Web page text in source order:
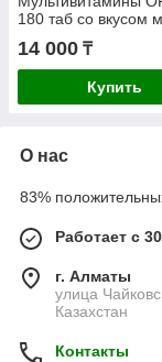
180 таб со вкусом
14 000 ₸
Купить
О нас
83%
Работает с
г. Алматы
улица
Казахстан
Контакты